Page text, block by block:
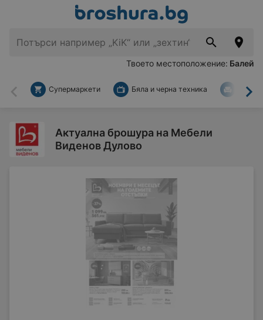
Твоето местоположение: Балей
Назад
Супермаркети Бяла и черна техника За
Актуална брошура на Мебели
Виденов Дулово